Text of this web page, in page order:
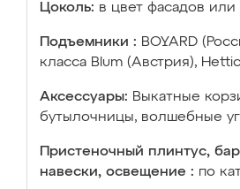
Цоколь: в цвет фасадов или
Подъемники : BOYARD
класса Blum (Австрия),
Аксессуары: Выкатные
бутылочницы, волшебные
Пристеночный плинтус,
навески, освещение : по